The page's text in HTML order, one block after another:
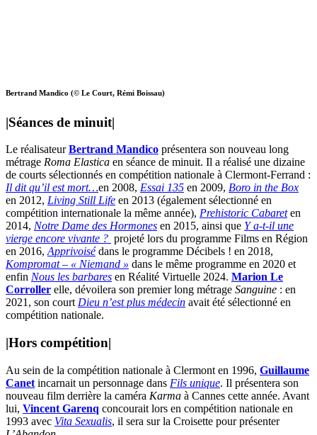
Bertrand Mandico (© Le Court, Rémi Boissau)
|Séances de minuit|
Le réalisateurBertrand Mandico présentera son nouveau long
métrage Roma Elastica en séance de minuit. Il a réalisé une dizaine
de courts sélectionnés en compétition nationale à Clermont-Ferrand :
Il dit qu’il est mort…en 2008, Essai 135 en 2009, Boro in the Box
en 2012, Living Still Life en 2013 (également sélectionné en
compétition internationale la même année), Prehistoric Cabareten
2014, Notre Dame des Hormones en 2015, ainsi que Y a-t-il une
vierge encore vivante ? projeté lors du programme Films en Région
en 2016, Apprivoisédans le programme Décibels ! en 2018,
Kompromat – « Niemand » dans le même programme en 2020 et
enfin Nous les barbares en Réalité Virtuelle 2024. Marion Le
Corroller elle, dévoilera son premier long métrage Sanguine : en
2021, son court Dieu n’est plus médecin avait été sélectionné en
compétition nationale.
|Hors compétition|
Au sein de la compétition nationale à Clermont en 1996, Guillaume
Canet incarnait un personnage dans Fils unique. Il présentera son
nouveau film derrière la caméra Karma à Cannes cette année. Avant
lui, Vincent Garenq concourait lors en compétition nationale en
1993 avec Vita Sexualis, il sera sur la Croisette pour présenter